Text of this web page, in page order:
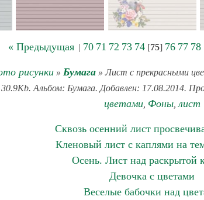
« Предыдущая| 70 71 72 73 74[75] 76 77 78
рисунки » Бумага » Лист с прекрасными
Альбом: Бумага. Добавлен: 17.08.2014.
цветами, Фоны, лист
Сквозь осенний лист
Кленовый лист с каплями на
Осень. Лист над раскрытой
Девочка с цветами
Веселые бабочки над